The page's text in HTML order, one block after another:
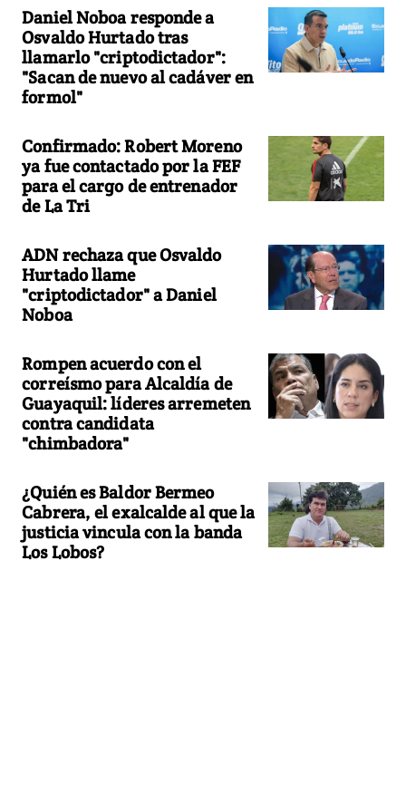
Daniel Noboa responde a
Osvaldo Hurtado tras
llamarlo "criptodictador":
"Sacan de nuevo al cadáver en
formol"
Confirmado: Robert Moreno
ya fue contactado por la FEF
para el cargo de entrenador
de La Tri
ADN rechaza que Osvaldo
Hurtado llame
"criptodictador" a Daniel
Noboa
Rompen acuerdo con el
correísmo para Alcaldía de
Guayaquil: líderes arremeten
contra candidata
"chimbadora"
¿Quién es Baldor Bermeo
Cabrera, el exalcalde al que la
justicia vincula con la banda
Los Lobos?